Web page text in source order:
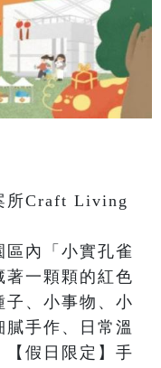
所Craft Living
區內「小實孔雀
著一顆顆的紅色
子、小事物、小
手作、日常溫
【假日限定】手